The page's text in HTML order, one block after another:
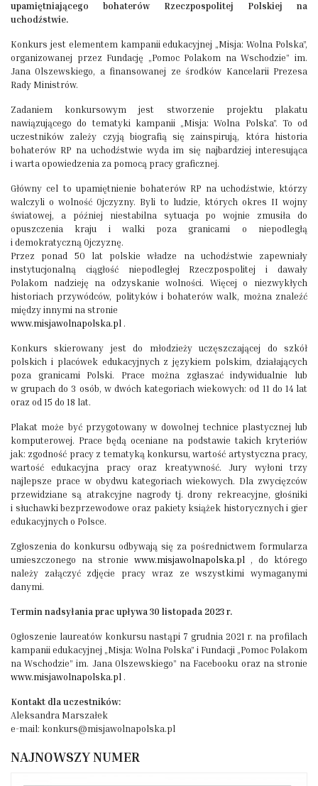
upamiętniającego bohaterów Rzeczpospolitej Polskiej na
uchodźstwie.
Konkurs jest elementem kampanii edukacyjnej „Misja: Wolna Polska”,
organizowanej przez Fundację „Pomoc Polakom na Wschodzie” im.
Jana Olszewskiego, a finansowanej ze środków Kancelarii Prezesa
Rady Ministrów.
Zadaniem konkursowym jest stworzenie projektu plakatu
nawiązującego do tematyki kampanii „Misja: Wolna Polska”. To od
uczestników zależy czyją biografią się zainspirują, która historia
bohaterów RP na uchodźstwie wyda im się najbardziej interesująca
i warta opowiedzenia za pomocą pracy graficznej.
Główny cel to upamiętnienie bohaterów RP na uchodźstwie, którzy
walczyli o wolność Ojczyzny. Byli to ludzie, których okres II wojny
światowej, a później niestabilna sytuacja po wojnie zmusiła do
opuszczenia kraju i walki poza granicami o niepodległą
i demokratyczną Ojczyznę.
Przez ponad 50 lat polskie władze na uchodźstwie zapewniały
instytucjonalną ciągłość niepodległej Rzeczpospolitej i dawały
Polakom nadzieję na odzyskanie wolności. Więcej o niezwykłych
historiach przywódców, polityków i bohaterów walk, można znaleźć
między innymi na stronie
www.misjawolnapolska.pl .
Konkurs skierowany jest do młodzieży uczęszczającej do szkół
polskich i placówek edukacyjnych z językiem polskim, działających
poza granicami Polski. Prace można zgłaszać indywidualnie lub
w grupach do 3 osób, w dwóch kategoriach wiekowych: od 11 do 14 lat
oraz od 15 do 18 lat.
Plakat może być przygotowany w dowolnej technice plastycznej lub
komputerowej. Prace będą oceniane na podstawie takich kryteriów
jak: zgodność pracy z tematyką konkursu, wartość artystyczna pracy,
wartość edukacyjna pracy oraz kreatywność. Jury wyłoni trzy
najlepsze prace w obydwu kategoriach wiekowych. Dla zwycięzców
przewidziane są atrakcyjne nagrody tj. drony rekreacyjne, głośniki
i słuchawki bezprzewodowe oraz pakiety książek historycznych i gier
edukacyjnych o Polsce.
Zgłoszenia do konkursu odbywają się za pośrednictwem formularza
umieszczonego na stronie www.misjawolnapolska.pl , do którego
należy załączyć zdjęcie pracy wraz ze wszystkimi wymaganymi
danymi.
Termin nadsyłania prac upływa 30 listopada 2023 r.
Ogłoszenie laureatów konkursu nastąpi 7 grudnia 2021 r. na profilach
kampanii edukacyjnej „Misja: Wolna Polska” i Fundacji „Pomoc Polakom
na Wschodzie” im. Jana Olszewskiego” na Facebooku oraz na stronie
www.misjawolnapolska.pl .
Kontakt dla uczestników:
Aleksandra Marszałek
e-mail: konkurs@misjawolnapolska.pl
NAJNOWSZY NUMER